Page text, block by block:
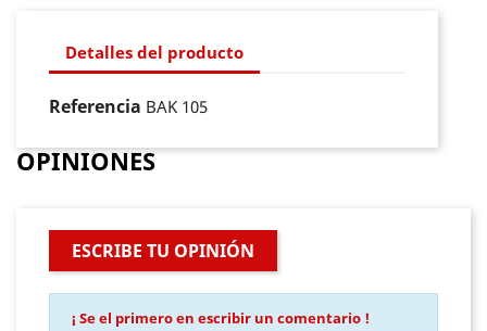
Detalles del producto
Referencia BAK 105
OPINIONES
ESCRIBE TU OPINIÓN
¡ Se el primero en escribir un comentario !